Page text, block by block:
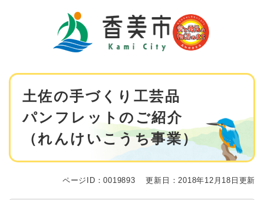
本
土佐の手づくり工芸品
パンフレットのご紹介
（れんけいこうち事業）
ページID：0019893 更新日：2018年12月18日更新